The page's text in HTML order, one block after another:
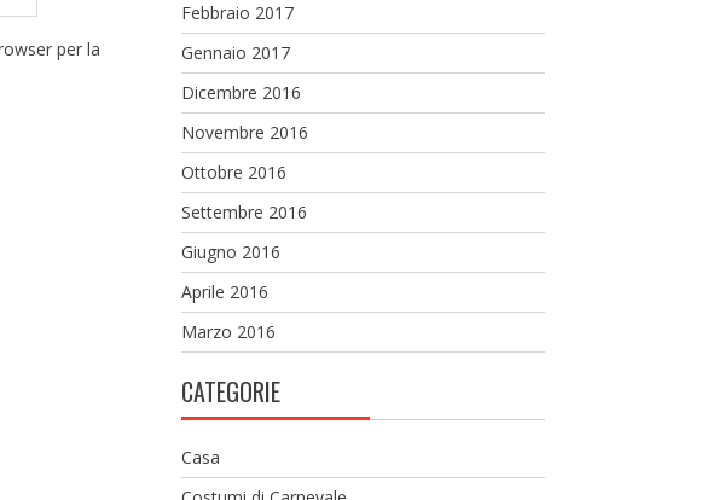
per la
Febbraio 2017
Gennaio 2017
Dicembre 2016
Novembre 2016
Ottobre 2016
Settembre 2016
Giugno 2016
Aprile 2016
Marzo 2016
CATEGORIE
Casa